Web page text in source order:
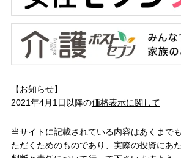
【お知らせ】
2021年4月1日以降の価格表示に関して
当サイトに記載されている内容はあくまで
ただくためのものであり、実際の投資にあ